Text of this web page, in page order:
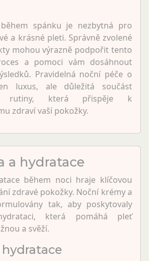
během spánku je nezbytná pro
a krásné pleti. Správně zvolené
mohou výrazně podpořit tento
a pomoci vám dosáhnout
Pravidelná noční péče o
luxus, ale důležitá součást
rutiny, která přispěje k
zdraví vaší pokožky.
a hydratace
během noci hraje klíčovou
zdravé pokožky. Noční krémy a
tak, aby poskytovaly
která pomáhá pleť
a svěží.